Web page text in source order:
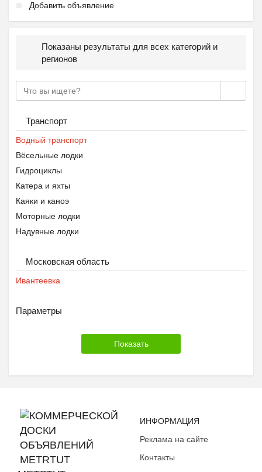
Добавить объявление
Показаны результаты для всех категорий и
регионов
Транспорт
Водный транспорт
Вёсельные лодки
Гидроциклы
Катера и яхты
Каяки и каноэ
Моторные лодки
Надувные лодки
Московская область
Ивантеевка
Параметры
ИНФОРМАЦИЯ
Реклама на сайте
Контакты